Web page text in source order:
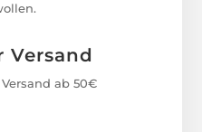
Versand
ab 50€